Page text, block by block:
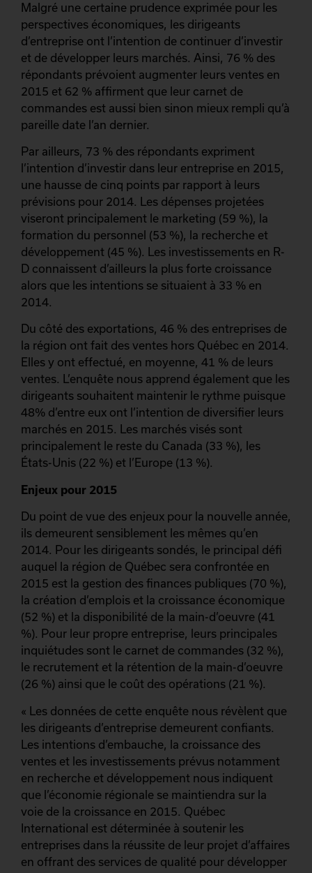
Malgré une certaine prudence exprimée pour les
perspectives économiques, les dirigeants
d’entreprise ont l’intention de continuer d’investir
et de développer leurs marchés. Ainsi, 76 % des
répondants prévoient augmenter leurs ventes en
2015 et 62 % affirment que leur carnet de
commandes est aussi bien sinon mieux rempli qu’à
pareille date l’an dernier.
Par ailleurs, 73 % des répondants expriment
l’intention d’investir dans leur entreprise en 2015,
une hausse de cinq points par rapport à leurs
prévisions pour 2014. Les dépenses projetées
viseront principalement le marketing (59 %), la
formation du personnel (53 %), la recherche et
développement (45 %). Les investissements en R-
D connaissent d’ailleurs la plus forte croissance
alors que les intentions se situaient à 33 % en
2014.
Du côté des exportations, 46 % des entreprises de
la région ont fait des ventes hors Québec en 2014.
Elles y ont effectué, en moyenne, 41 % de leurs
ventes. L’enquête nous apprend également que les
dirigeants souhaitent maintenir le rythme puisque
48% d’entre eux ont l’intention de diversifier leurs
marchés en 2015. Les marchés visés sont
principalement le reste du Canada (33 %), les
États-Unis (22 %) et l’Europe (13 %).
Enjeux pour 2015
Du point de vue des enjeux pour la nouvelle année,
ils demeurent sensiblement les mêmes qu’en
2014. Pour les dirigeants sondés, le principal défi
auquel la région de Québec sera confrontée en
2015 est la gestion des finances publiques (70 %),
la création d’emplois et la croissance économique
(52 %) et la disponibilité de la main-d’oeuvre (41
%). Pour leur propre entreprise, leurs principales
inquiétudes sont le carnet de commandes (32 %),
le recrutement et la rétention de la main-d’oeuvre
(26 %) ainsi que le coût des opérations (21 %).
« Les données de cette enquête nous révèlent que
les dirigeants d’entreprise demeurent confiants.
Les intentions d’embauche, la croissance des
ventes et les investissements prévus notamment
en recherche et développement nous indiquent
que l’économie régionale se maintiendra sur la
voie de la croissance en 2015. Québec
International est déterminée à soutenir les
entreprises dans la réussite de leur projet d’affaires
en offrant des services de qualité pour développer